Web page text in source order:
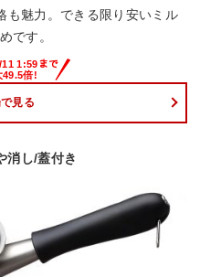
も魅力。できる限り安いミル
です。
見る
消し/蓋付き